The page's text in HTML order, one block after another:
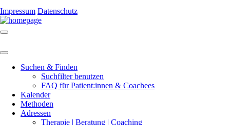
Impressum Datenschutz
Suchen & Finden
Suchfilter benutzen
FAQ für Patient:innen & Coachees
Kalender
Methoden
Adressen
Therapie | Beratung | Coaching